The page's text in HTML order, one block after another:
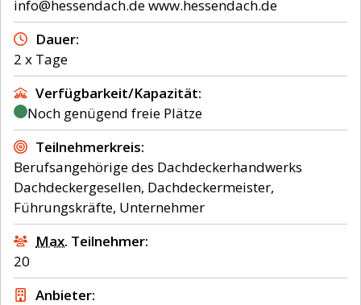
info@hessendach.de www.hessendach.de
Dauer
2 x Tage
Verfügbarkeit/Kapazität
Noch genügend freie Plätze
Teilnehmerkreis
Berufsangehörige des Dachdeckerhandwerks
Dachdeckergesellen, Dachdeckermeister,
Führungskräfte, Unternehmer
Max. Teilnehmer
20
Anbieter